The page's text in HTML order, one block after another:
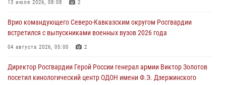
ОМОН «Ойрат» Управления Росгвардии по Республике Калмыкия
08 августа 2026, 07:00
В Москве росгвардейцы оказали помощь медикам и девушке с
08 августа 2026, 06:32 1
13 июля 2026, 08:08 2
Врио командующего Северо-Кавказским округом Росгвардии
встретился с выпускниками военных вузов 2026 года
04 августа 2026, 05:00 2
Директор Росгвардии Герой России генерал армии Виктор Золотов
посетил кинологический центр ОДОН имени Ф.Э. Дзержинского